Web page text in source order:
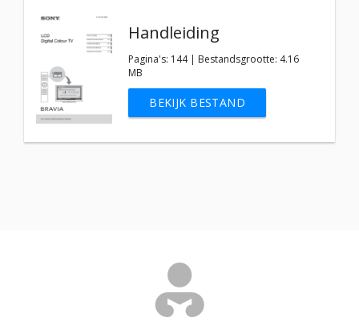
Handleiding
Pagina's: 144 | Bestandsgrootte: 4.16
MB
BEKIJK BESTAND